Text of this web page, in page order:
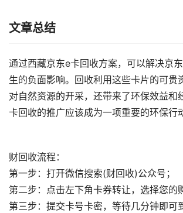
文章总结
通过西藏京东e卡回收方案，可以解决京
生的负面影响。回收利用这些卡片的可贵
对自然资源的开采，还带来了环保效益和
卡回收的推广应该成为一项重要的环保行
财回收流程：
第一步：打开微信搜索(财回收)公众号；
第二步：点击左下角卡券转让，选择您的
第三步：提交卡号卡密，等待几分钟即可